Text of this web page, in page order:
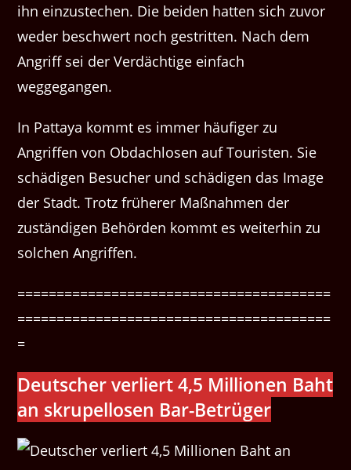
ihn einzustechen. Die beiden hatten sich zuvor
weder beschwert noch gestritten. Nach dem
Angriff sei der Verdächtige einfach
weggegangen.
In Pattaya kommt es immer häufiger zu
Angriffen von Obdachlosen auf Touristen. Sie
schädigen Besucher und schädigen das Image
der Stadt. Trotz früherer Maßnahmen der
zuständigen Behörden kommt es weiterhin zu
solchen Angriffen.
========================================
========================================
=
Deutsch­er ver­liert 4,5 Mil­lio­nen Baht
an skru­pel­losen Bar-Betrüger